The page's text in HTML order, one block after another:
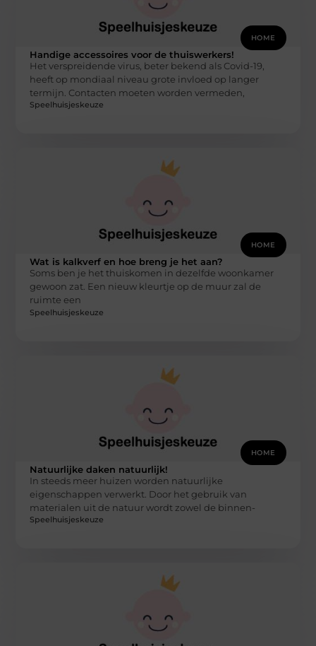
HOME
Handige accessoires voor de thuiswerkers!
Het verspreidende virus, beter bekend als Covid-19,
heeft op mondiaal niveau grote invloed op langer
termijn. Contacten moeten worden vermeden,
Speelhuisjeskeuze
HOME
Wat is kalkverf en hoe breng je het aan?
Soms ben je het thuiskomen in dezelfde woonkamer
gewoon zat. Een nieuw kleurtje op de muur zal de
ruimte een
Speelhuisjeskeuze
HOME
Natuurlijke daken natuurlijk!
In steeds meer huizen worden natuurlijke
eigenschappen verwerkt. Door het gebruik van
materialen uit de natuur wordt zowel de binnen-
Speelhuisjeskeuze